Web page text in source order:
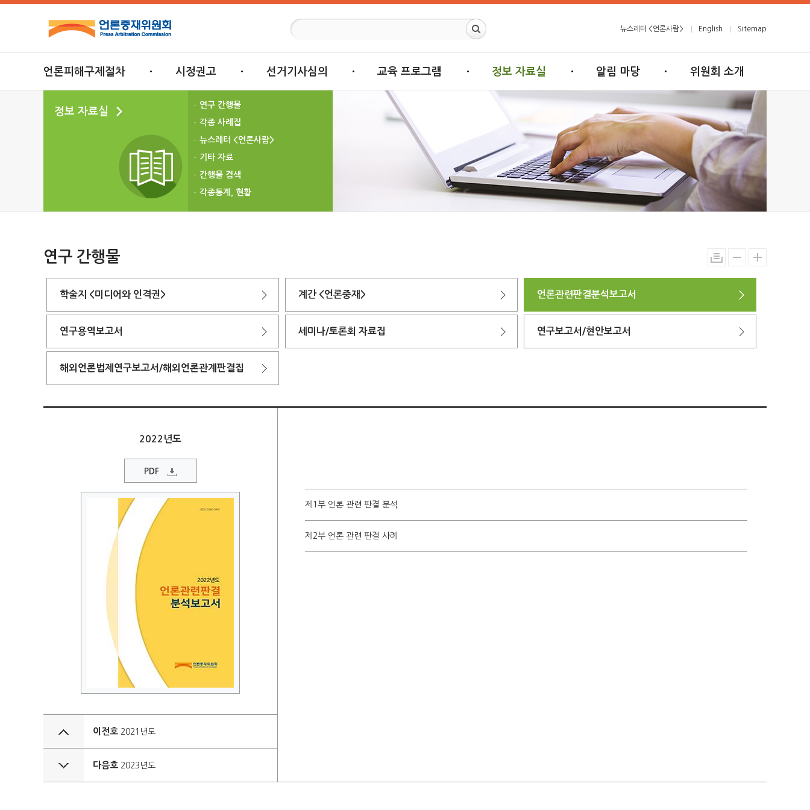
뉴스레터 <언론사람> English Sitemap
언론피해구제절차 시정권고 선거기사심의 교육 프로그램 정보 자료실 알림 마당 위원회 소개
정보 자료실
연구 간행물
각종 사례집
뉴스레터 <언론사람>
기타 자료
간행물 검색
각종통계, 현황
연구 간행물
학술지 <미디어와 인격권> 계간 <언론중재> 언론관련판결분석보고서
연구용역보고서 세미나/토론회 자료집 연구보고서/현안보고서
해외언론법제연구보고서/해외언론관계판결집
이전호 2021년도
다음호 2023년도
2022년도
PDF
제1부 언론 관련 판결 분석
제2부 언론 관련 판결 사례